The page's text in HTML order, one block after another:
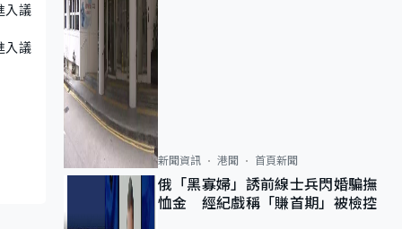
入議
入議
新聞資訊 港聞 首頁新聞
俄「黑寡婦」誘前線士兵閃婚騙撫
恤金 經紀戲稱「賺首期」被檢控